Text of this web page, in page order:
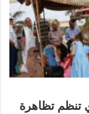
تنظم تظاهرة